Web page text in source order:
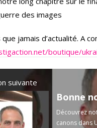
des images
jamais d’actualité. A
boutique/
suivante
Découvrez
canons dans